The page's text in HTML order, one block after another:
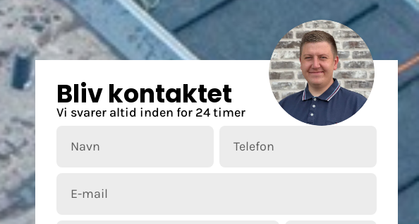
Bliv kontaktet
Vi svarer altid inden for 24 timer